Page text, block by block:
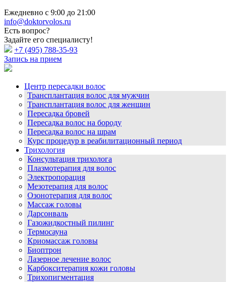
Ежедневно с 9:00 до 21:00
info@doktorvolos.ru
Есть вопрос?
Задайте его специалисту!
+7 (495) 788-35-93
Запись на прием
Центр пересадки волос
Трансплантация волос для мужчин
Трансплантация волос для женщин
Пересадка бровей
Пересадка волос на бороду
Пересадка волос на шрам
Курс процедур в реабилитационный период
Трихология
Консультация трихолога
Плазмотерапия для волос
Электропорация
Мезотерапия для волос
Озонотерапия для волос
Массаж головы
Дарсонваль
Газожидкостный пилинг
Термосауна
Криомассаж головы
Биоптрон
Лазерное лечение волос
Карбокситерапия кожи головы
Трихопигментация